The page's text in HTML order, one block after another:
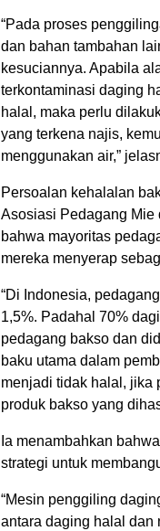
“Pada proses
dan bahan tambahan
kesuciannya. Apabila
terkontaminasi daging
halal, maka perlu
yang terkena najis,
menggunakan air,”
Persoalan kehalalan
Asosiasi Pedagang Mie
bahwa mayoritas
mereka menyerap
“Di Indonesia,
1,5%. Padahal 70%
pedagang bakso dan
baku utama dalam
menjadi tidak halal, jika
produk bakso yang
Ia menambahkan
strategi untuk
“Mesin penggiling
antara daging halal dan